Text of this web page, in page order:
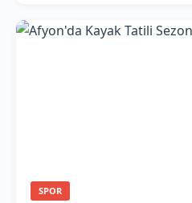
SPOR